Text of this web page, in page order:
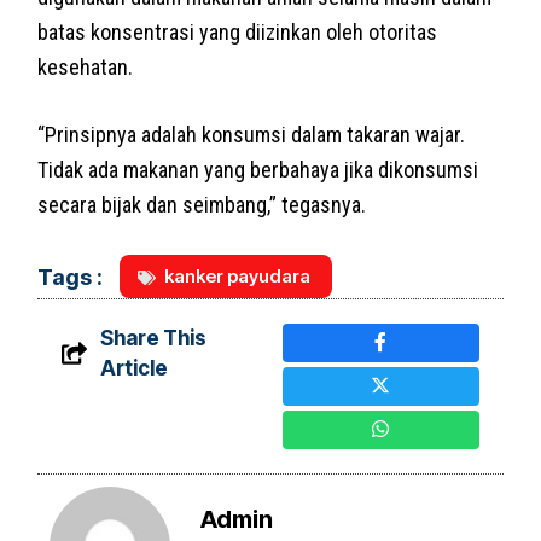
batas konsentrasi yang diizinkan oleh otoritas
kesehatan.
“Prinsipnya adalah konsumsi dalam takaran wajar.
Tidak ada makanan yang berbahaya jika dikonsumsi
secara bijak dan seimbang,” tegasnya.
Tags : kanker payudara
Share This
Article
Admin